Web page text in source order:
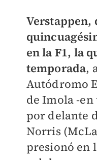
Verstappen,
en la F1, la
temporada,
Autódromo
de Imola -
por delante
Norris
presionó en